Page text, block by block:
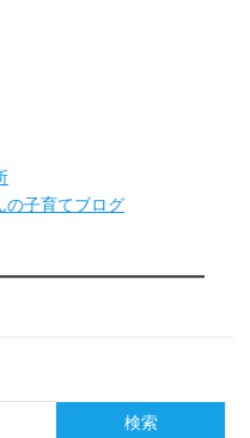
の子育てブログ
検索